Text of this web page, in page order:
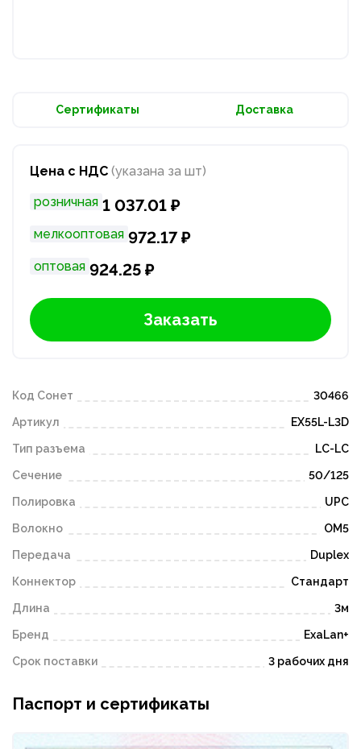
Сертификаты Доставка
Цена с НДС (указана за шт)
розничная 1 037.01 ₽
мелкооптовая 972.17 ₽
оптовая 924.25 ₽
Заказать
Код Сонет 30466
Артикул EX55L-L3D
Тип разъема LC-LC
Сечение 50/125
Полировка UPC
Волокно OM5
Передача Duplex
Коннектор Стандарт
Длина 3м
Бренд ExaLan+
Срок поставки 3 рабочих дня
Паспорт и сертификаты